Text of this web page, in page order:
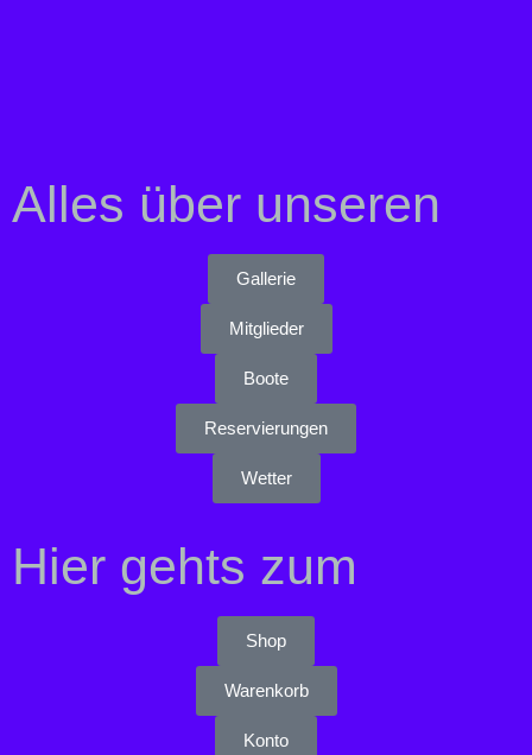
Alles über unseren
Gallerie
Mitglieder
Boote
Reservierungen
Wetter
Hier gehts zum
Shop
Warenkorb
Konto